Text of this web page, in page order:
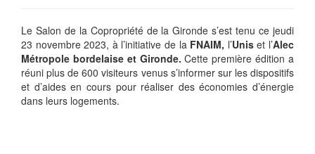
Le Salon de la Copropriété de la Gironde s’est tenu ce jeudi
23 novembre 2023, à l’initiative de la FNAIM, l’Uniset l’Alec
Métropole bordelaise et Gironde.Cette première édition a
réuni plus de 600 visiteurs venus s’informer sur les dispositifs
et d’aides en cours pour réaliser des économies d’énergie
dans leurs logements.